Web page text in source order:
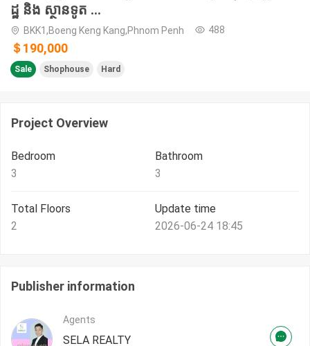
ដ្ឋ និង ស្ថានទូត ...
BKK1,Boeng Keng Kang,Phnom Penh 488
＄190,000
Sale Shophouse Hard
Project Overview
Bedroom
3
Bathroom
3
Total Floors
2
Update time
2026-06-24 18:45
Publisher information
Agents
SELA REALTY